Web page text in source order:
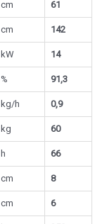
cm 61
cm 142
kW 14
% 91,3
kg/h 0,9
kg 60
h 66
cm 8
cm 6